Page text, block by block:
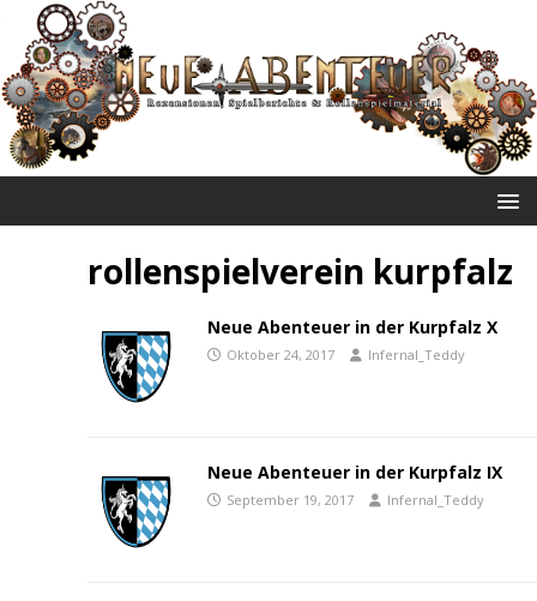
rollenspielverein kurpfalz
Neue Abenteuer in der Kurpfalz X
Oktober 24, 2017 Infernal_Teddy
Neue Abenteuer in der Kurpfalz IX
September 19, 2017 Infernal_Teddy